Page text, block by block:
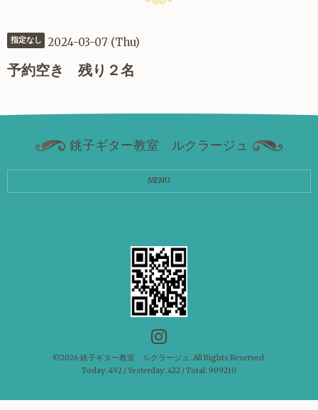
指定なし 2024-03-07 (Thu)
予約空き 残り２名
銚子ギター教室 ルクラージュ
MENU
©2026 銚子ギター教室 ルクラージュ . All Rights Reserved.
Today: 492 / Yesterday: 422 / Total: 909210